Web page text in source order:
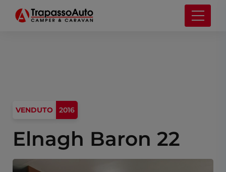
VENDUTO 2016
Elnagh Baron 22